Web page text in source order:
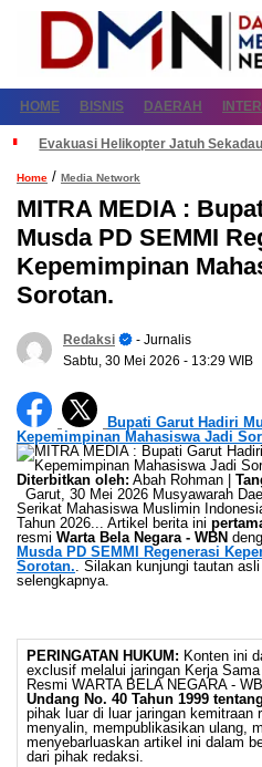
HOME BISNIS DAERAH
Evakuasi Helikopter Jatuh
Home / Media Network
MITRA MEDIA :
Musda PD SEMMI
Kepemimpinan
Sorotan.
Redaksi
- Jurnalis
Sabtu, 30 Mei 2026 - 13:29 WIB
Bupati Garut Hadiri
Kepemimpinan Mahasiswa Jadi
Diterbitkan oleh: Abah Rohman |
Garut, 30 Mei 2026 Musyawarah
Serikat Mahasiswa Muslimin
Tahun 2026... Artikel berita ini
resmi Warta Bela Negara - WBN
Musda PD SEMMI Regenerasi
Sorotan.. Silakan kunjungi tautan
selengkapnya.
PERINGATAN HUKUM: Konten ini
exclusif melalui jaringan Kerja
Resmi WARTA BELA NEGARA -
Undang No. 40 Tahun 1999
pihak luar di luar jaringan kemitraan
menyalin, mempublikasikan ulang,
menyebarluaskan artikel ini dalam
dari pihak redaksi.